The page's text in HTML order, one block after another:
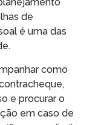
de
é uma das
como
e procurar o
em caso de